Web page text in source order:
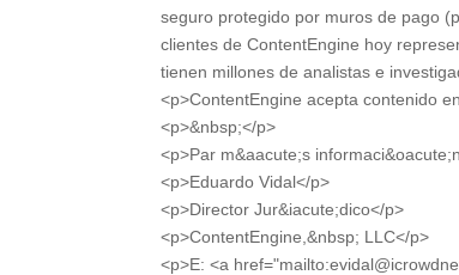
seguro protegido por muros de pago
clientes de ContentEngine hoy
tienen millones de analistas e
<p>ContentEngine acepta contenido
<p>&nbsp;</p>
<p>Par m&aacute;s
<p>Eduardo Vidal</p>
<p>Director Jur&iacute;dico</p>
<p>ContentEngine,&nbsp; LLC</p>
<p>E: <a